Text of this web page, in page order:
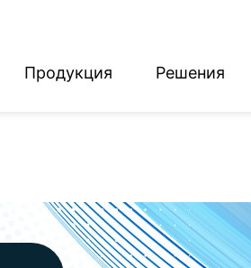
Продукция Решения